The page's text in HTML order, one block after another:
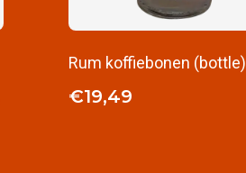
Rum koffiebonen (bottle)
€19,49